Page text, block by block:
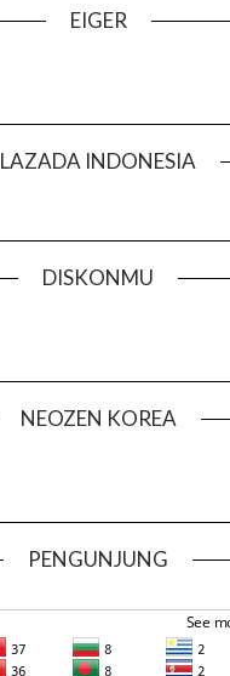
EIGER
LAZADA INDONESIA
DISKONMU
NEOZEN KOREA
PENGUNJUNG